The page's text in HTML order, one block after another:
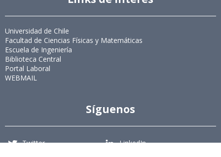
Universidad de Chile
Facultad de Ciencias Físicas y Matemáticas
Escuela de Ingeniería
Biblioteca Central
Portal Laboral
WEBMAIL
Síguenos
Twitter
LinkedIn